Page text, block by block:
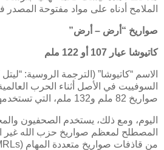
الملامح أدناه على مواد مفتوحة المصدر
صواريخ “أرض – أرض”
كاتيوشا عيار 107 أو 122 ملم
الاسم “كاتيوشا” (الترجمة الروسية:
السوفييت في الأصل أثناء الحرب العالمية
صواريخ 82 ملم و132 ملم، التي تستخدمها قوات الاتحاد السوفياتي.
اليوم، ومع ذلك، يستخدم الصحفيون
المصطلح لمعظم صواريخ حزب الله غير
من قاذفات صواريخ متعددة المهام (